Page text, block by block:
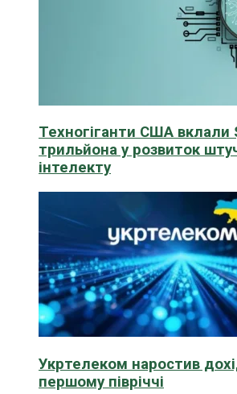
Техногіганти США вклали
трильйона у розвиток
інтелекту
Укртелеком наростив
першому півріччі